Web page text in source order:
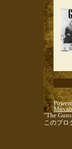
"The
このブロ